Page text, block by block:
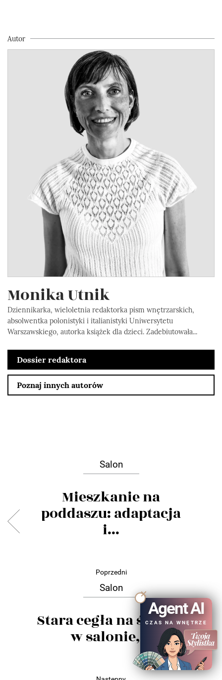
Autor
Monika Utnik
Dziennikarka, wieloletnia redaktorka pism wnętrzarskich,
absolwentka polonistyki i italianistyki Uniwersytetu
Warszawskiego, autorka książek dla dzieci. Zadebiutowała...
Dossier redaktora
Poznaj innych autorów
Salon
Mieszkanie na
poddaszu: adaptacja
i...
Poprzedni
Salon
Stara cegła na ścianie
w salonie,...
Agent AI
CZAS NA WNĘTRZE